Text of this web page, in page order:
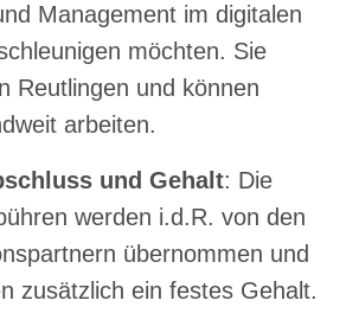
Management im digitalen
möchten. Sie
Reutlingen und können
arbeiten.
und Gehalt: Die
werden i.d.R. von den
übernommen und
zusätzlich ein festes Gehalt.